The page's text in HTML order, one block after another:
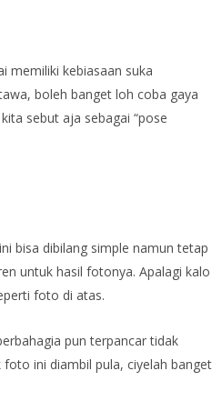
memiliki kebiasaan suka
boleh banget loh coba gaya
sebut aja sebagai “pose
bisa dibilang simple namun tetap
untuk hasil fotonya. Apalagi kalo
foto di atas.
pun terpancar tidak
ini diambil pula, ciyelah banget